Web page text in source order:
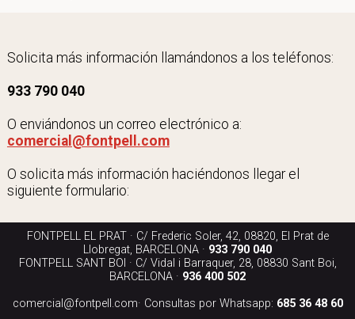
Solicita más información llamándonos a los teléfonos:
933 790 040
O enviándonos un correo electrónico a:
comercial@fontpell.com
O solicita más información haciéndonos llegar el
siguiente formulario:
FONTPELL EL PRAT · C/ Frederic Soler, 42, 08820, El Prat de
Llobregat, BARCELONA · 933 790 040
FONTPELL SANT BOI · C/ Vidal i Barraquer, 28, 08830 Sant Boi,
BARCELONA · 936 400 502
comercial@fontpell.com· Consultas por Whatsapp: 685 36 48 60